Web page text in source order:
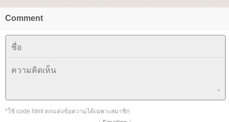
Comment
*ใช้ code html ตกแต่งข้อความได้เฉพาะสมาชิก